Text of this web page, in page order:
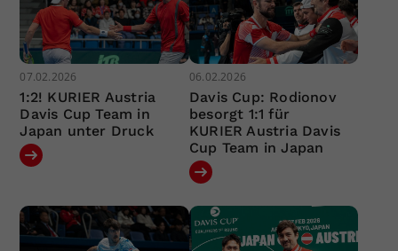
07.02.2026
1:2! KURIER Austria
Davis Cup Team in
Japan unter Druck
06.02.2026
Davis Cup: Rodionov
besorgt 1:1 für
KURIER Austria Davis
Cup Team in Japan